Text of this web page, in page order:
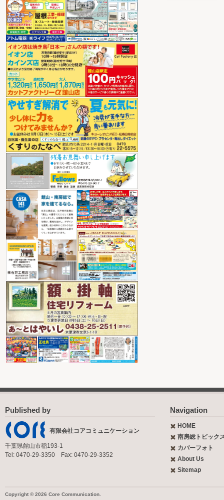
Published by
有限会社コアコミュニケーション
千葉県館山市稲193-1
Tel: 0470-29-3350 Fax: 0470-29-3352
Navigation
HOME
南房総トピック
カバーフォト
About Us
Sitemap
Copyright © 2026 Core Communication.